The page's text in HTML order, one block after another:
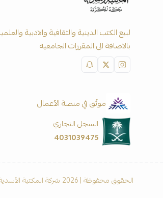
لبيع الكتب الدينية والثقافية والادبية
بالاضافة الى المقررات الجامعية
موثّق في منصة الأعمال
السجل التجاري
4031039475
الحقوق محفوظة | 2026 شركة المكتبة